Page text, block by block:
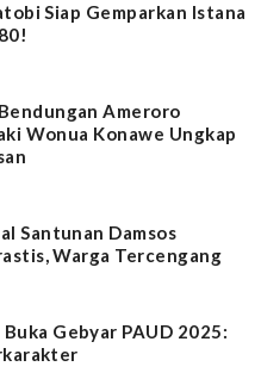
Siap Gemparkan Istana
Ameroro
Wonua Konawe Ungkap
Santunan Damsos
Warga Tercengang
Gebyar PAUD 2025: